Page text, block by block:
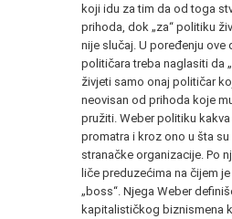
koji idu za tim da od toga
prihoda, dok „za“ politiku
nije slučaj. U poređenju ove
političara treba naglasiti da
živjeti samo onaj političar
neovisan od prihoda koje
pružiti. Weber politiku kakva
promatra i kroz ono u šta
stranačke organizacije. Po
liče preduzećima na čijem
„boss“. Njega Weber
kapitalističkog biznismena